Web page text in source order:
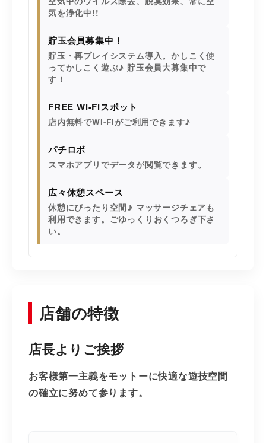
気を浄化中!!
貯玉会員募集中！
貯玉・再プレイシステム導入。かしこく使
ってかしこく遊ぶ♪ 貯玉会員大募集中で
す！
FREE Wi-Fiスポット
店内無料でWi-Fiがご利用できます♪
パチロボ
スマホアプリでデータが閲覧できます。
広々休憩スペース
休憩にぴったり空間♪ マッサージチェアも
利用できます。ごゆっくりおくつろぎ下さ
い。
店舗の特徴
店長よりご挨拶
お客様第一主義をモットーに快適な遊技空間
の確立に努めて参ります。